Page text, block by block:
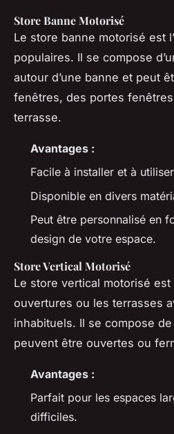
Store Banne Motorisé
Le store banne motorisé est
populaires. Il se compose
autour d’une banne et peut
fenêtres, des portes
terrasse.
Avantages :
Facile à installer et à
Disponible en divers
Peut être personnalisé en
design de votre espace.
Store Vertical Motorisé
Le store vertical motorisé
ouvertures ou les terrasses
inhabituels. Il se compose
peuvent être ouvertes ou
Avantages :
Parfait pour les espaces
difficiles.